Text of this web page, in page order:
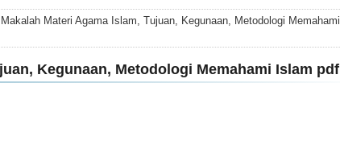
Makalah Materi Agama Islam, Tujuan, Kegunaan, Metodologi Memahami
Kegunaan, Metodologi Memahami Islam pdf